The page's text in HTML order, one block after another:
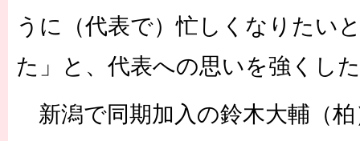
うに（代表で）忙しくなりたい
た」と、代表への思いを強くし
新潟で同期加入の鈴木大輔（